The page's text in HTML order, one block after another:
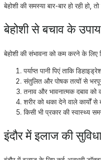
बेहोशी की समस्या बार-बार हो रही
बेहोशी से बचाव के उपाय
बेहोशी की संभावना को कम करने के लिए
पर्याप्त पानी पिएं ताकि
संतुलित और पोषक तत्वों से
तनाव और भावनात्मक दबाव
शरीर को थका देने वाले कार्यों से
किसी भी प्रकार की स्वास्थ्य
इंदौर में इलाज की